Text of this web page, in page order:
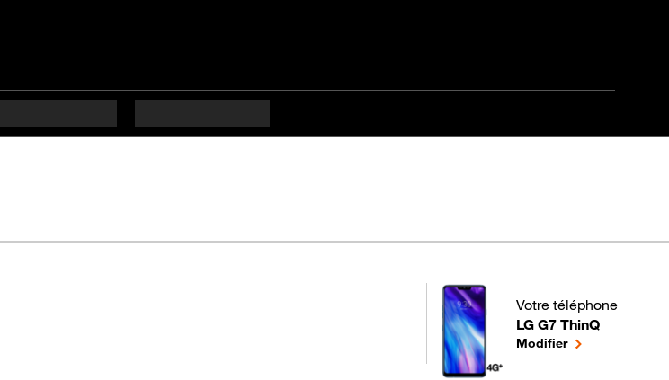
en 9 étapes difficulté DébutantVotre téléphone
LG G7 ThinQ
pour votre LG G7 ThinQ
Modifierle téléphone